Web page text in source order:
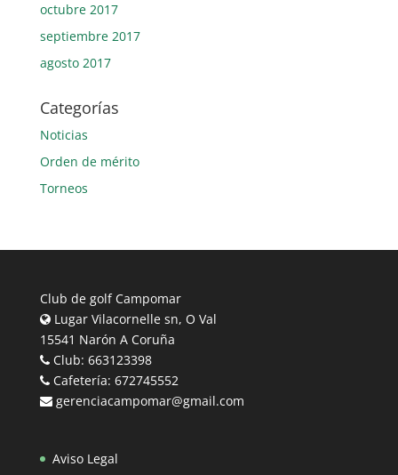
octubre 2017
septiembre 2017
agosto 2017
Categorías
Noticias
Orden de mérito
Torneos
Club de golf Campomar
Lugar Vilacornelle sn, O Val
15541 Narón A Coruña
Club: 663123398
Cafetería: 672745552
gerenciacampomar@gmail.com
Aviso Legal